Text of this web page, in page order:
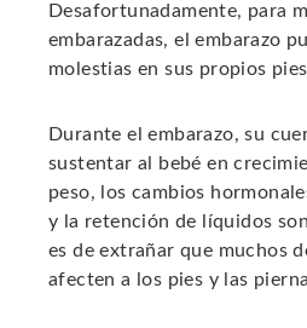
Desafortunadamente, para
embarazadas, el embarazo
molestias en sus propios
Durante el embarazo, su
sustentar al bebé en
peso, los cambios
y la retención de líquidos
es de extrañar que muchos
afecten a los pies y las